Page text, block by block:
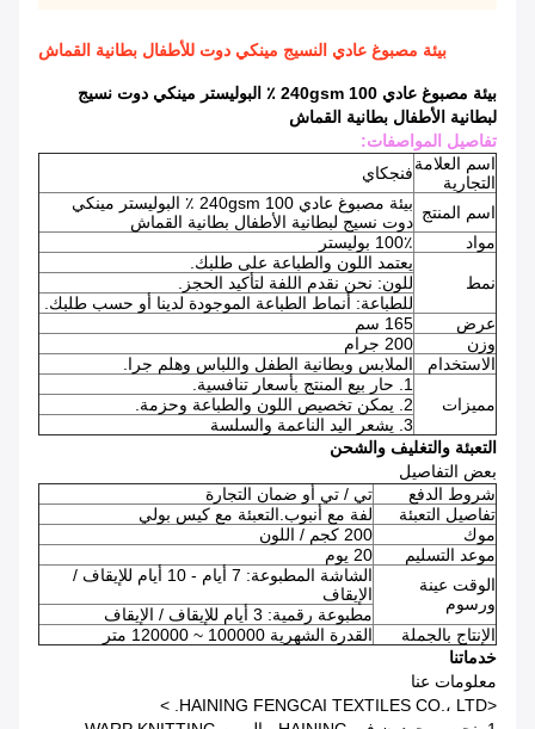
بيئة مصبوغ عادي النسيج مينكي دوت للأطفال بطانية القماش
بيئة مصبوغ عادي 240gsm 100 ٪ البوليستر مينكي دوت نسيج
لبطانية الأطفال بطانية القماش
تفاصيل المواصفات:
اسم العلامة
التجارية
فنجكاي
اسم المنتج
بيئة مصبوغ عادي 240gsm 100 ٪ البوليستر مينكي
دوت نسيج لبطانية الأطفال بطانية القماش
مواد
100٪ بوليستر
نمط
يعتمد اللون والطباعة على طلبك.
للون: نحن نقدم اللفة لتأكيد الحجز.
للطباعة: أنماط الطباعة الموجودة لدينا أو حسب طلبك.
عرض
165 سم
وزن
200 جرام
الاستخدام
الملابس وبطانية الطفل واللباس وهلم جرا.
مميزات
1. حار بيع المنتج بأسعار تنافسية.
2. يمكن تخصيص اللون والطباعة وحزمة.
3. يشعر اليد الناعمة والسلسة
التعبئة والتغليف والشحن
بعض التفاصيل
شروط الدفع
تي / تي أو ضمان التجارة
تفاصيل التعبئة
لفة مع أنبوب.التعبئة مع كيس بولي
موك
200 كجم / اللون
موعد التسليم
20 يوم
الوقت عينة
ورسوم
الشاشة المطبوعة: 7 أيام - 10 أيام للإيقاف /
الإيقاف
مطبوعة رقمية: 3 أيام للإيقاف / الإيقاف
الإنتاج بالجملة
القدرة الشهرية 100000 ~ 120000 متر
خدماتنا
معلومات عنا
<HAINING FENGCAI TEXTILES CO.، LTD. >